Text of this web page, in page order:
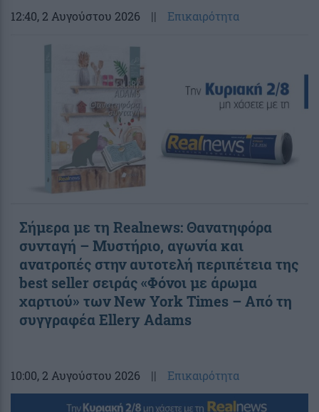
12:40, 2 Αυγούστου 2026 || Επικαιρότητα
Σήμερα με τη Realnews: Θανατηφόρα
συνταγή – Μυστήριο, αγωνία και
ανατροπές στην αυτοτελή περιπέτεια της
best seller σειράς «Φόνοι με άρωμα
χαρτιού» των New York Times – Από τη
συγγραφέα Ellery Adams
10:00, 2 Αυγούστου 2026 || Επικαιρότητα